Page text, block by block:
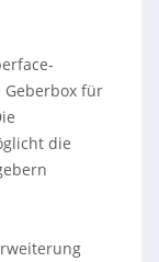
für
die